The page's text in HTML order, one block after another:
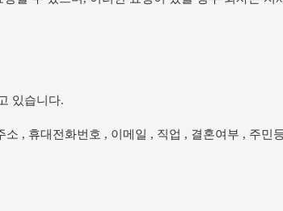
있습니다.
, 휴대전화번호 , 이메일 , 직업 , 결혼여부 , 주민